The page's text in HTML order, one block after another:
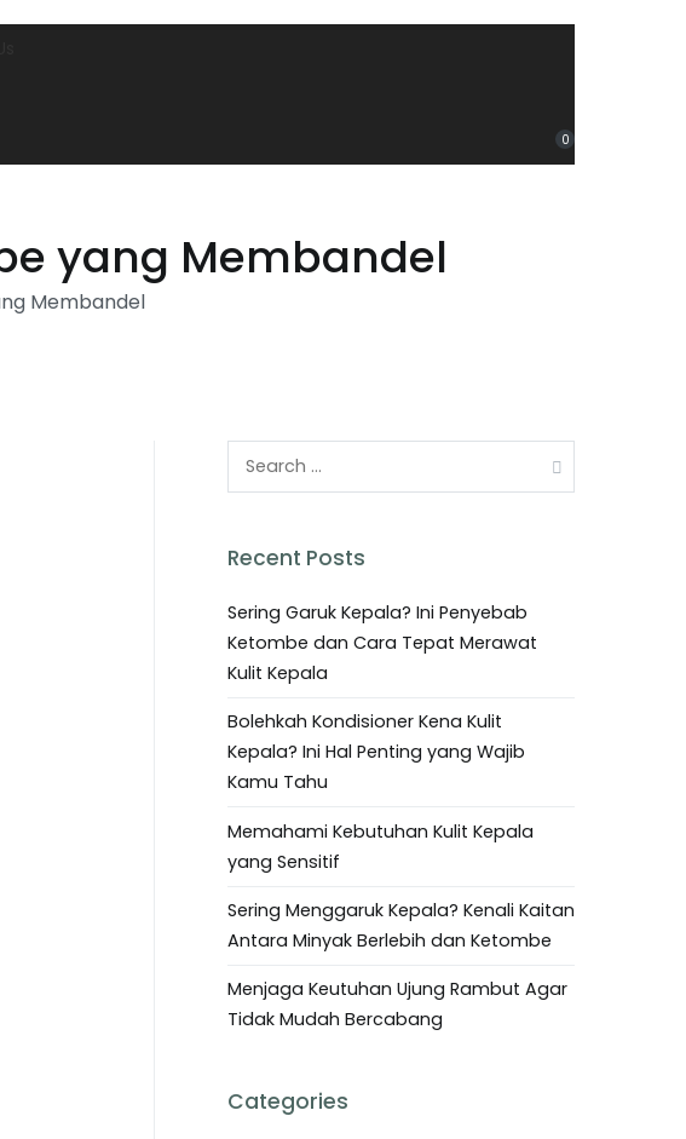
0
yang Membandel
Membandel
Recent Posts
Sering Garuk Kepala? Ini Penyebab
Ketombe dan Cara Tepat Merawat
Kulit Kepala
Bolehkah Kondisioner Kena Kulit
Kepala? Ini Hal Penting yang Wajib
Kamu Tahu
Memahami Kebutuhan Kulit Kepala
yang Sensitif
Sering Menggaruk Kepala? Kenali Kaitan
Antara Minyak Berlebih dan Ketombe
Menjaga Keutuhan Ujung Rambut Agar
Tidak Mudah Bercabang
Categories